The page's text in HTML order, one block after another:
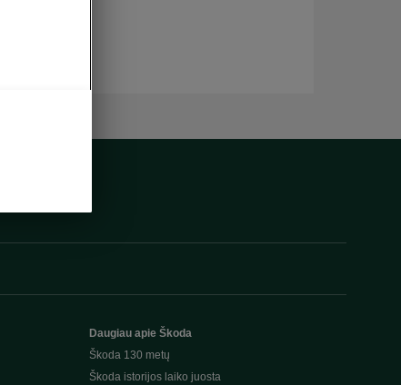
Daugiau apie Škoda
Škoda 130 metų
Škoda istorijos laiko juosta